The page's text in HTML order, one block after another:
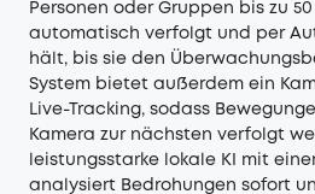
Personen oder Gruppen bis zu
automatisch verfolgt und per
hält, bis sie den
System bietet außerdem ein
Live-Tracking, sodass
Kamera zur nächsten verfolgt
leistungsstarke lokale KI mit
analysiert Bedrohungen sofort